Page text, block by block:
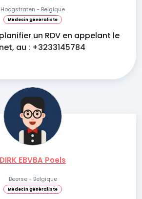
Hoogstraten - Belgique
Médecin généraliste
un RDV en appelant le
au : +3233145784
DIRK EBVBA Poels
Beerse - Belgique
Médecin généraliste